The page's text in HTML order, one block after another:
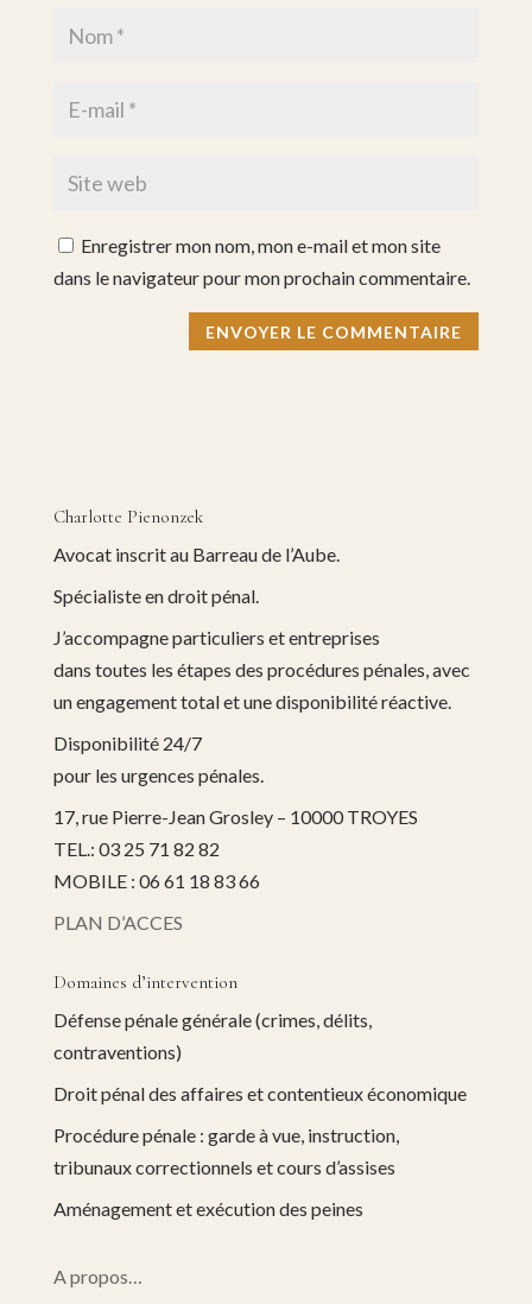
Enregistrer mon nom, mon e-mail et mon site
dans le navigateur pour mon prochain commentaire.
Charlotte Pienonzek
Avocat inscrit au Barreau de l’Aube.
Spécialiste en droit pénal.
J’accompagne particuliers et entreprises
dans toutes les étapes des procédures pénales, avec
un engagement total et une disponibilité réactive.
Disponibilité 24/7
pour les urgences pénales.
17, rue Pierre-Jean Grosley – 10000 TROYES
TEL.: 03 25 71 82 82
MOBILE : 06 61 18 83 66
PLAN D’ACCES
Domaines d’intervention
Défense pénale générale (crimes, délits,
contraventions)
Droit pénal des affaires et contentieux économique
Procédure pénale : garde à vue, instruction,
tribunaux correctionnels et cours d’assises
Aménagement et exécution des peines
A propos…